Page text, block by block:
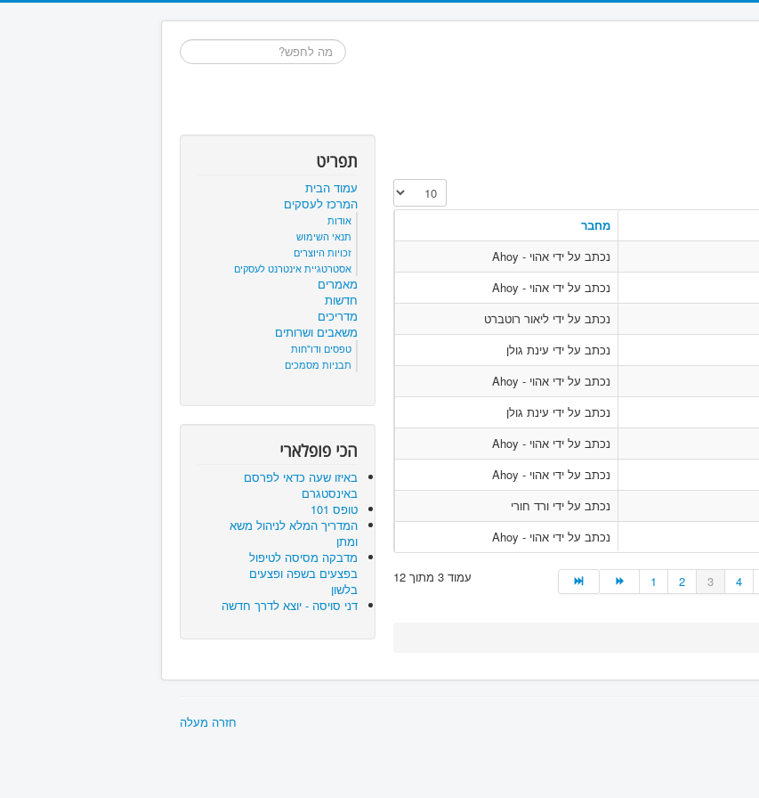
חיפוש...
הצגת #
מחבר
נכתב על ידי אהוי - Ahoy
נכתב על ידי אהוי - Ahoy
נכתב על ידי ליאור רוטברט
נכתב על ידי עינת גולן
נכתב על ידי אהוי - Ahoy
נכתב על ידי עינת גולן
נכתב על ידי אהוי - Ahoy
נכתב על ידי אהוי - Ahoy
נכתב על ידי ורד חורי
נכתב על ידי אהוי - Ahoy
עמוד 3 מתוך 12 1 2 3 4
תפריט
עמוד הבית
המרכז לעסקים
אודות
תנאי השימוש
זכויות היוצרים
אסטרטגיית אינטרנט לעסקים
מאמרים
חדשות
מדריכים
משאבים ושרותים
טפסים ודו"חות
תבניות מסמכים
הכי פופלארי
באיזו שעה כדאי לפרסם
באינסטגרם
טופס 101
המדריך המלא לניהול משא
ומתן
מדבקה מסיסה לטיפול
בפצעים בשפה ופצעים
בלשון
דני סויסה - יוצא לדרך חדשה
חזרה מעלה